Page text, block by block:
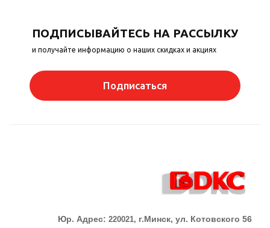
ПОДПИСЫВАЙТЕСЬ НА РАССЫЛКУ
и получайте информацию о наших скидках и акциях
Подписаться
Юр. Адрес: 220021, г.Минск, ул. Котовского 56